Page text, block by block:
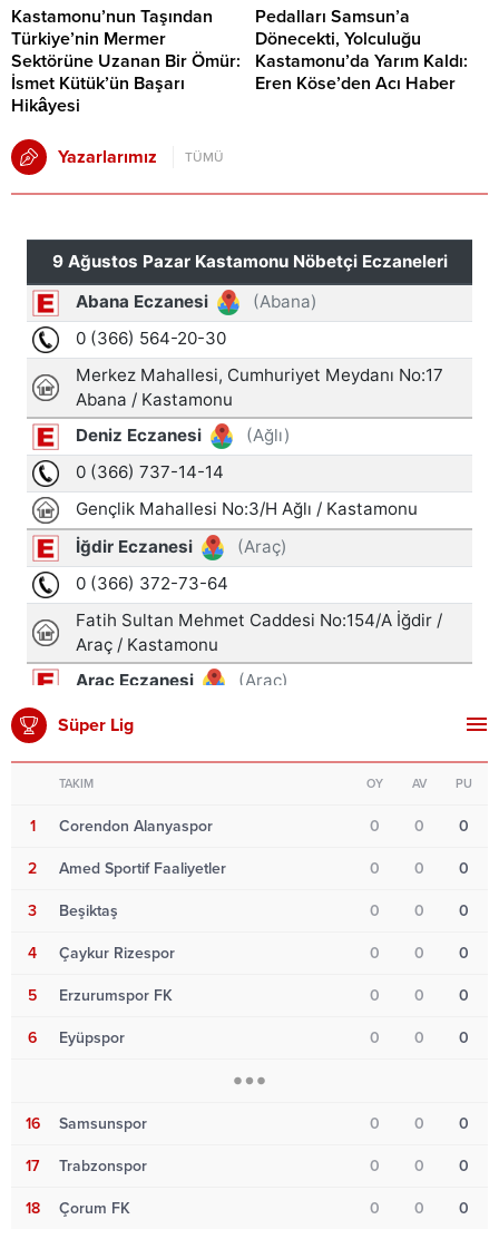
Kastamonu’nun Taşından
Türkiye’nin Mermer
Sektörüne Uzanan Bir Ömür:
İsmet Kütük’ün Başarı
Hikâyesi
Pedalları Samsun’a
Dönecekti, Yolculuğu
Kastamonu’da Yarım Kaldı:
Eren Köse’den Acı Haber
Yazarlarımız TÜMÜ
Süper Lig
TAKIM OY AV PU
1 Corendon Alanyaspor 0 0 0
2 Amed Sportif Faaliyetler 0 0 0
3 Beşiktaş 0 0 0
4 Çaykur Rizespor 0 0 0
5 Erzurumspor FK 0 0 0
6 Eyüpspor 0 0 0
16 Samsunspor 0 0 0
17 Trabzonspor 0 0 0
18 Çorum FK 0 0 0